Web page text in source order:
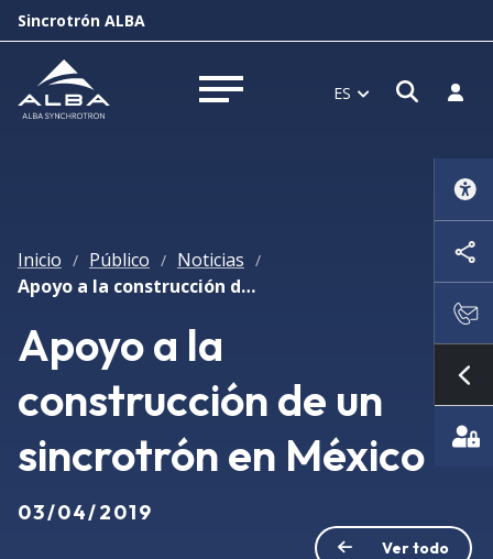
Sincrotrón ALBA
Abrir menú ES Abrir
Inicio / Público / Noticias /
Apoyo a la construcción de un sincrotrón en México
Apoyo a la
construcción de un
sincrotrón en México
03/04/2019
Ver todo